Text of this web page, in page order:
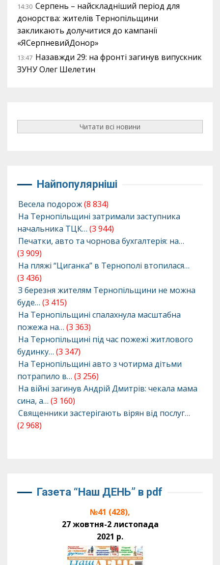
14:30 Серпень – найскладніший період для
донорства: жителів Тернопільщини
закликають долучитися до кампанії
«ЯСерпневийДонор»
13:47 Назавжди 29: на фронті загинув випускник
ЗУНУ Олег Шелетин
Читати всі новини
Найпопулярніші
Весела подорож(8 834)
На Тернопільщині затримали заступника
начальника ТЦК… (3 944)
Печатки, авто та чорнова бухгалтерія: на…
(3 909)
На пляжі “Циганка” в Тернополі втопилася…
(3 436)
З березня жителям Тернопільщини не можна
буде… (3 415)
На Тернопільщині спалахнула масштабна
пожежа на… (3 363)
На Тернопільщині під час пожежі житлового
будинку… (3 347)
На Тернопільщині авто з чотирма дітьми
потрапило в… (3 256)
На війні загинув Андрій Дмитрів: чекала мама
сина, а… (3 160)
Священники застерігають вірян від послуг…
(2 968)
Газета “Наш ДЕНЬ” в pdf
№41 (428),
27 жовтня-2 листопада
2021 р.